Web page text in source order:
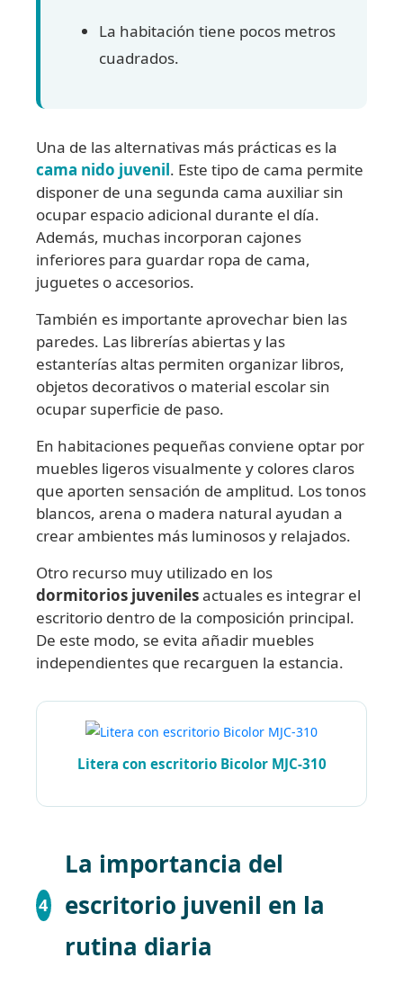
La habitación tiene pocos metros
cuadrados.
Una de las alternativas más prácticas es la
cama nido juvenil. Este tipo de cama permite
disponer de una segunda cama auxiliar sin
ocupar espacio adicional durante el día.
Además, muchas incorporan cajones
inferiores para guardar ropa de cama,
juguetes o accesorios.
También es importante aprovechar bien las
paredes. Las librerías abiertas y las
estanterías altas permiten organizar libros,
objetos decorativos o material escolar sin
ocupar superficie de paso.
En habitaciones pequeñas conviene optar por
muebles ligeros visualmente y colores claros
que aporten sensación de amplitud. Los tonos
blancos, arena o madera natural ayudan a
crear ambientes más luminosos y relajados.
Otro recurso muy utilizado en los
dormitorios juvenilesactuales es integrar el
escritorio dentro de la composición principal.
De este modo, se evita añadir muebles
independientes que recarguen la estancia.
Litera con escritorio Bicolor MJC-310
4
La importancia del
escritorio juvenil en la
rutina diaria